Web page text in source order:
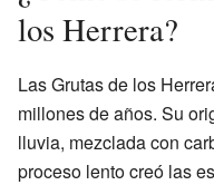
los Herrera?
Las Grutas de los
millones de años. Su
lluvia, mezclada con
proceso lento creó las